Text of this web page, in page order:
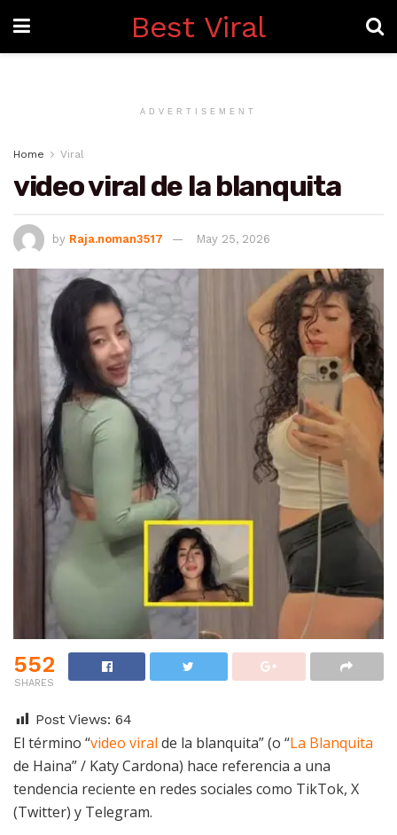
Best Viral
ADVERTISEMENT
Home Viral
video viral de la blanquita
by Raja.noman3517 May 25, 2026
552
SHARES
Post Views: 64
El término “video viral de la blanquita” (o “La Blanquita
de Haina” / Katy Cardona) hace referencia a una
tendencia reciente en redes sociales como TikTok, X
(Twitter) y Telegram.